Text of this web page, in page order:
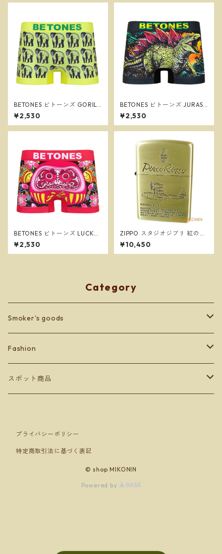
BETONES ビトーンズ GORILL
IM2 YELLOW メンズ フリーサ
イズ ボクサーパンツ ※ネコポ
スで送料無料※
¥2,530
BETONES ビトーンズ JURASS
IC2 GREEN メンズ フリーサイ
ズ ボクサーパンツ ※ネコポス
で送料無料※
¥2,530
BETONES ビトーンズ LUCKY
DARUMA CHAM PINK メンズ
フリーサイズ ボクサーパンツ
※ネコポスで送料無料※
¥2,530
ZIPPO スタジオジブリ 紅の豚
サボイア SAVOIA S-21 2 ジッ
ポー オイルライター NZ-50
¥10,450
Category
Smoker's goods
zippo
lighter
Fashion
BETONES
Ladey's
Orobianco
スポット商品
プライバシーポリシー
特定商取引法に基づく表記
© shop MIKONIN
Powered by